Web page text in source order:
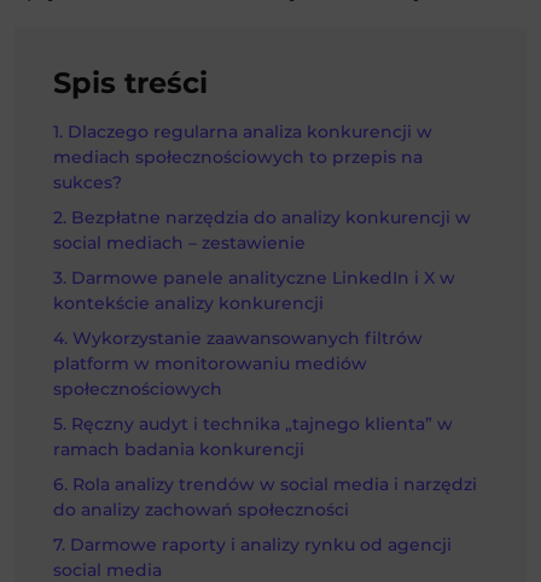
Spis treści
Dlaczego regularna analiza konkurencji w
mediach społecznościowych to przepis na
sukces?
Bezpłatne narzędzia do analizy konkurencji w
social mediach – zestawienie
Darmowe panele analityczne LinkedIn i X w
kontekście analizy konkurencji
Wykorzystanie zaawansowanych filtrów
platform w monitorowaniu mediów
społecznościowych
Ręczny audyt i technika „tajnego klienta” w
ramach badania konkurencji
Rola analizy trendów w social media i narzędzi
do analizy zachowań społeczności
Darmowe raporty i analizy rynku od agencji
social media